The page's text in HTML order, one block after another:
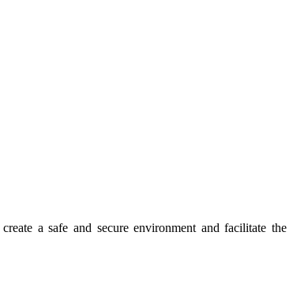
a safe and secure environment and facilitate the